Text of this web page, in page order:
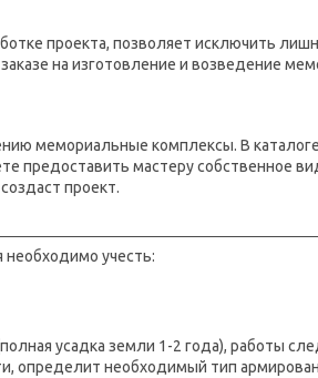
проекта, позволяет исключить
на изготовление и возведение
мемориальные комплексы. В
предоставить мастеру собственное
проект.
необходимо учесть:
усадка земли 1-2 года), работы
определит необходимый тип